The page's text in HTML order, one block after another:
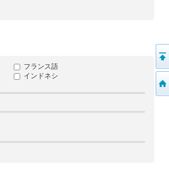
フランス語
インドネシ